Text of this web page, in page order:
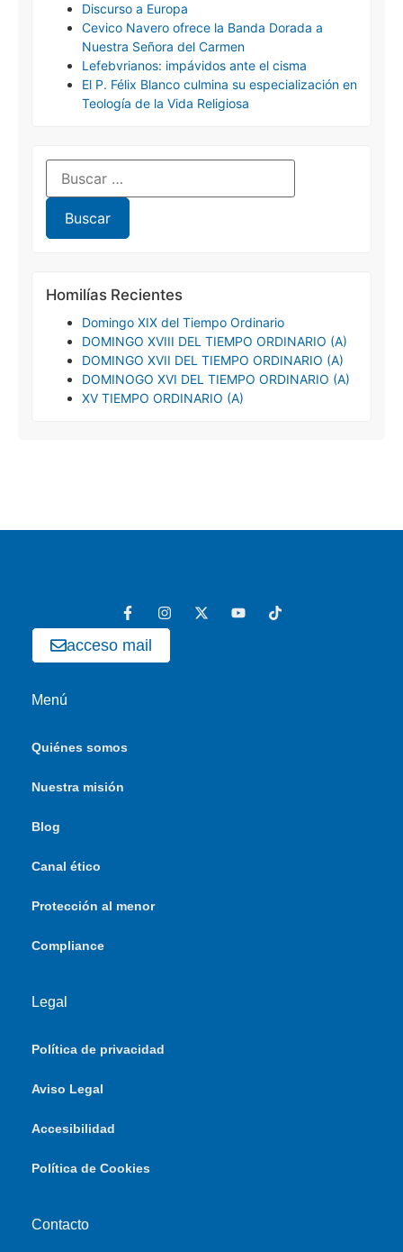
Discurso a Europa
Cevico Navero ofrece la Banda Dorada a
Nuestra Señora del Carmen
Lefebvrianos: impávidos ante el cisma
El P. Félix Blanco culmina su especialización en
Teología de la Vida Religiosa
Homilías Recientes
Domingo XIX del Tiempo Ordinario
DOMINGO XVIII DEL TIEMPO ORDINARIO (A)
DOMINGO XVII DEL TIEMPO ORDINARIO (A)
DOMINOGO XVI DEL TIEMPO ORDINARIO (A)
XV TIEMPO ORDINARIO (A)
acceso mail
Menú
Quiénes somos
Nuestra misión
Blog
Canal ético
Protección al menor
Compliance
Legal
Política de privacidad
Aviso Legal
Accesibilidad
Política de Cookies
Contacto